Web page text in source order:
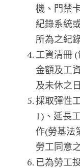
機、門禁
紀錄系統
所為之紀
工資清冊
金額及工
及未休之
採取彈性
1)、延長
作(勞基法
勞工同意
已為勞工